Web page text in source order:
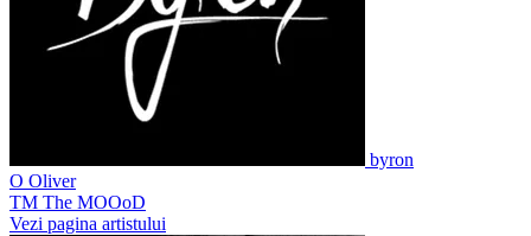
byron
O Oliver
TM The MOOoD
Vezi pagina artistului